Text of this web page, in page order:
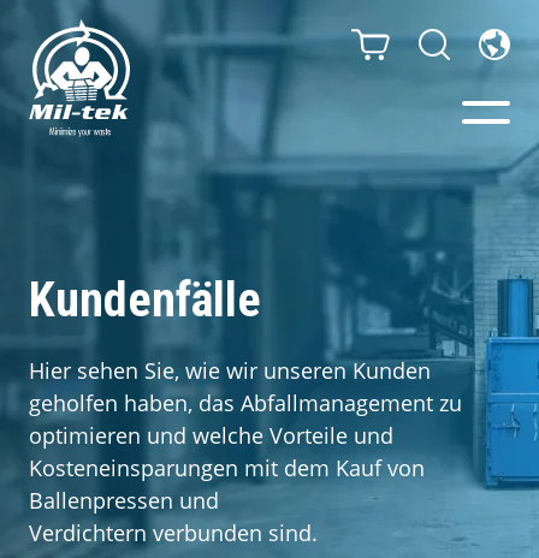
Ballenpressen & Verdichter
Webshop
Ihr Unternehmen
Material
Kundenfälle
Kundenfälle
Hier sehen Sie, wie wir unseren Kunden
geholfen haben, das Abfallmanagement zu
optimieren und welche Vorteile und
Kosteneinsparungen mit dem Kauf von
Ballenpressen und
Verdichtern verbunden sind.